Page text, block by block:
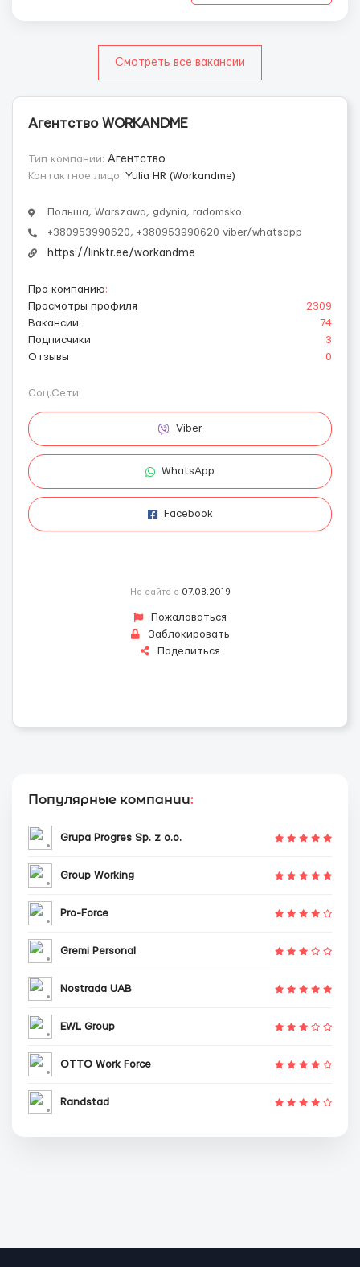
Смотреть все вакансии
Агентство WORKANDME
Тип компании: Агентство
Контактное лицо: Yulia HR (Workandme)
Польша, Warszawa, gdynia, radomsko
+380953990620, +380953990620 viber/whatsapp
https://linktr.ee/workandme
Про компанию:
Просмотры профиля
2309
Вакансии
74
Подписчики
3
Отзывы
0
Соц.Сети
Viber
WhatsApp
Facebook
На сайте с 07.08.2019
Пожаловаться
Заблокировать
Поделиться
Популярные компании:
Grupa Progres Sp. z o.o.
Group Working
Pro-Force
Gremi Personal
Nostrada UAB
EWL Group
OTTO Work Force
Randstad